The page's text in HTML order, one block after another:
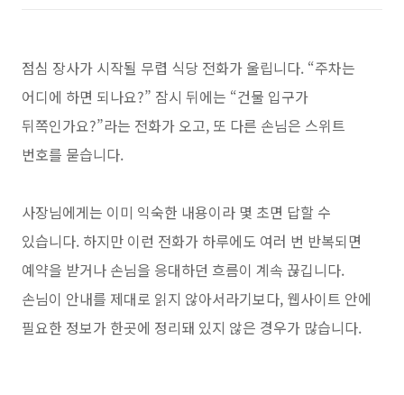
점심 장사가 시작될 무렵 식당 전화가 울립니다. “주차는
어디에 하면 되나요?” 잠시 뒤에는 “건물 입구가
뒤쪽인가요?”라는 전화가 오고, 또 다른 손님은 스위트
번호를 묻습니다.
사장님에게는 이미 익숙한 내용이라 몇 초면 답할 수
있습니다. 하지만 이런 전화가 하루에도 여러 번 반복되면
예약을 받거나 손님을 응대하던 흐름이 계속 끊깁니다.
손님이 안내를 제대로 읽지 않아서라기보다, 웹사이트 안에
필요한 정보가 한곳에 정리돼 있지 않은 경우가 많습니다.